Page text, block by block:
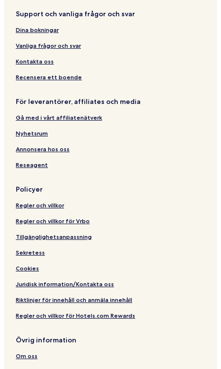
Support och vanliga frågor och svar
Dina bokningar
Vanliga frågor och svar
Kontakta oss
Recensera ett boende
För leverantörer, affiliates och media
Gå med i vårt affiliatenätverk
Nyhetsrum
Annonsera hos oss
Reseagent
Policyer
Regler och villkor
Regler och villkor för Vrbo
Tillgänglighetsanpassning
Sekretess
Cookies
Juridisk information/Kontakta oss
Riktlinjer för innehåll och anmäla innehåll
Regler och villkor för Hotels.com Rewards
Övrig information
Om oss